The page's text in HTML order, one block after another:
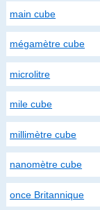
main cube
mégamètre cube
microlitre
mile cube
millimètre cube
nanomètre cube
once Britannique